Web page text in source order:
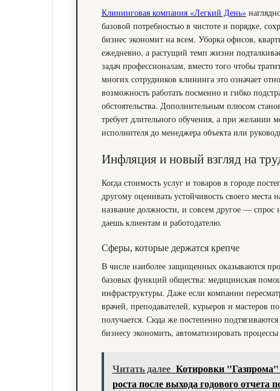
Клининговая компания «Легкий День»
базовой потребностью в чистоте и порядке,
бизнес экономит на всем. Уборка офисов,
ежедневно, а растущий темп жизни
задач профессионалам, вместо того чтобы
многих сотрудников клининга это означает
возможность работать посменно и гибко
обстоятельства. Дополнительным плюсом
требует длительного обучения, а при желании
исполнителя до менеджера объекта или
Инфляция и новый взгляд на
Когда стоимость услуг и товаров в городе
другому оценивать устойчивость своего
название должности, и совсем другое — спрос
даешь клиентам и работодателю.
Сферы, которые держатся крепче
В числе наиболее защищенных оказываются
базовых функций общества: медицинская
инфраструктуры. Даже если компании
врачей, преподавателей, курьеров и мастеров
получается. Сюда же постепенно
бизнесу экономить, автоматизировать
Читать далее Котировки
роста после выхода годового